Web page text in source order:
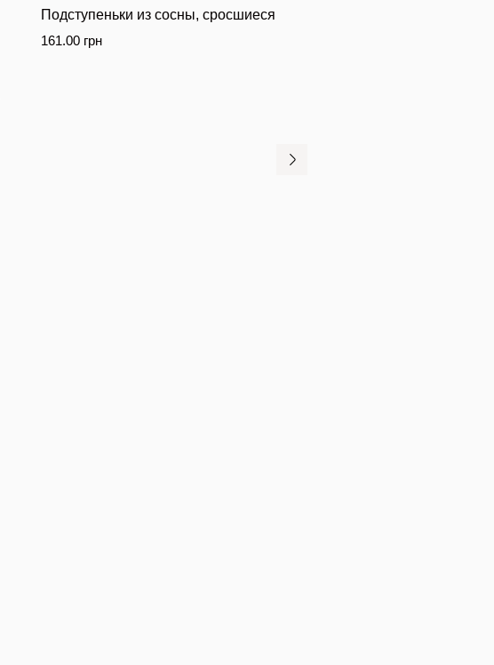
Подступеньки из сосны, сросшиеся
161.00 грн